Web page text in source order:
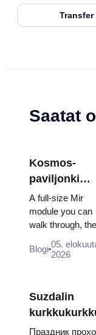
Transfer
Saatat
Kosmos-
paviljonki
VDNKh:ssa:
Venäjän
A full-size Mir
module you can
walk through, the
model, scorched
flight...
Blogi 05.
2026
Suzdalin
päivä 2026:
Праздник